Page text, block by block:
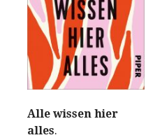
Alle wissen hier
alles.